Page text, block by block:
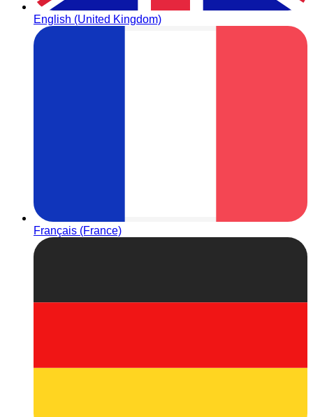
English (United Kingdom)
Français (France)